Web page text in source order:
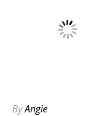
ByAngie